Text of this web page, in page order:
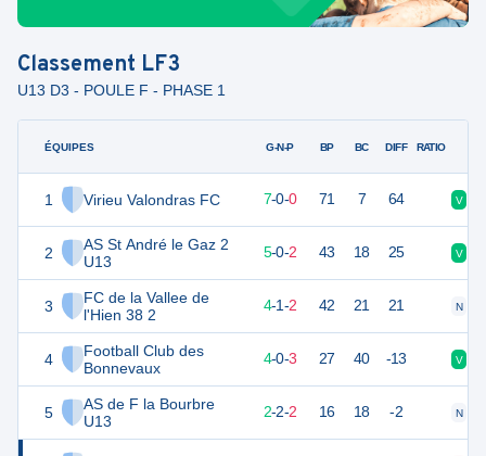
Classement LF3
U13 D3 - POULE F - PHASE 1
ÉQUIPES
1 Virieu Valondras FC
2
AS St André le Gaz 2
U13
3
FC de la Vallee de
l'Hien 38 2
4
Football Club des
Bonnevaux
5
AS de F la Bourbre
U13
G-N-P BP BC DIFF RATIO
21 7-0-0 71 7 64 V
15 5-0-2 43 18 25 V
13 4-1-2 42 21 21 N
12 4-0-3 27 40 -13 V
7 2-2-2 16 18 -2 N